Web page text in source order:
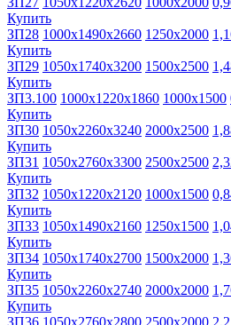
Купить
ЗП28 1000х1490х2660 1250х2000
Купить
ЗП29 1050х1740х3200 1500х2500
Купить
ЗП3.100 1000х1220х1860 1000х1500
Купить
ЗП30 1050х2260х3240 2000х2500
Купить
ЗП31 1050х2760х3300 2500х2500
Купить
ЗП32 1050х1220х2120 1000х1500
Купить
ЗП33 1050х1490х2160 1250х1500
Купить
ЗП34 1050х1740х2700 1500х2000
Купить
ЗП35 1050х2260х2740 2000х2000
Купить